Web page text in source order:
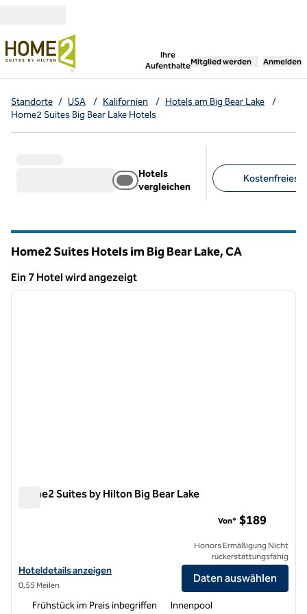
Ihre
Aufenthalte
,öffnet neue
Mitglied werden Anmelden
Standorte / USA / Kalifornien / Hotels am Big Bear Lake
/
Home2 Suites Big Bear Lake Hotels
Hotels
vergleichen
Kostenfreies
Home2 Suites Hotels im Big Bear Lake,CA
Ein 7 Hotel wird angezeigt
Ein 7 Hotel wird angezeigt
1 von 12
Home2 Suites by Hilton Big Bear Lake
Hoteldetails für Home2 Suites by Hilton Big Bear Lake anzeigen
Hoteldetails anzeigen
0,55 Meilen
Von* $189
Honors Ermäßigung Nicht
rückerstattungsfähig
Daten auswählen
Frühstück im Preis inbegriffen Innenpool